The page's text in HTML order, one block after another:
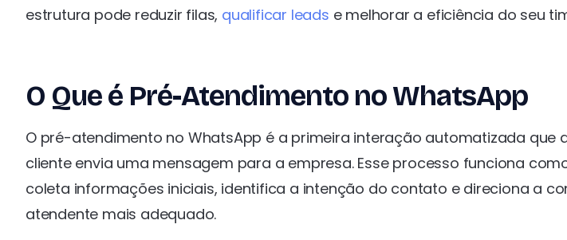
estrutura pode reduzir filas, qualificar leads e melhorar a eficiência do seu
O Que é Pré-Atendimento no WhatsApp
O pré-atendimento no WhatsApp é a primeira interação automatizada que
cliente envia uma mensagem para a empresa. Esse processo funciona
coleta informações iniciais, identifica a intenção do contato e direciona a
atendente mais adequado.